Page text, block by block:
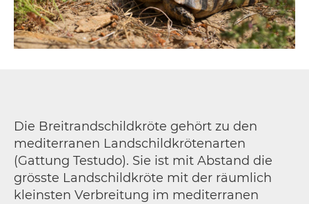
Die Breitrandschildkröte gehört zu den
mediterranen Landschildkrötenarten
(Gattung Testudo). Sie ist mit Abstand die
grösste Landschildkröte mit der räumlich
kleinsten Verbreitung im mediterranen